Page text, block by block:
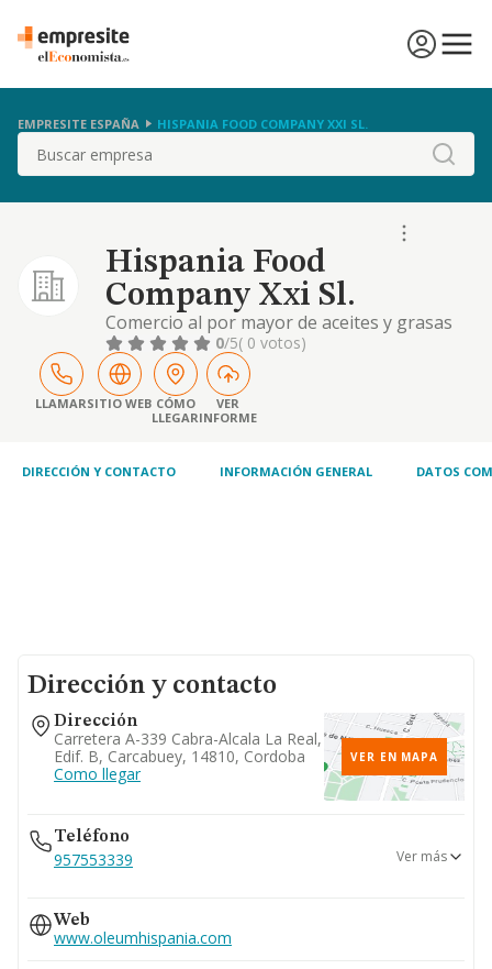
EMPRESITE ESPAÑA HISPANIA FOOD COMPANY XXI SL.
Buscar
Hispania Food
Company Xxi Sl.
Comercio al por mayor de aceites y grasas
comestibles. 0/5( 0 votos)
LLAMARSITIO WEB CÓMO
LLEGAR
VER
INFORME
DIRECCIÓN Y CONTACTO INFORMACIÓN GENERAL DATOS
Dirección y contacto
Dirección
Carretera A-339 Cabra-Alcala La Real,
Edif. B, Carcabuey, 14810, Cordoba
Como llegar
VER EN MAPA
Teléfono
957553339
957700094
673...
Ver teléfono 673...
Ver más
Web
www.oleumhispania.com